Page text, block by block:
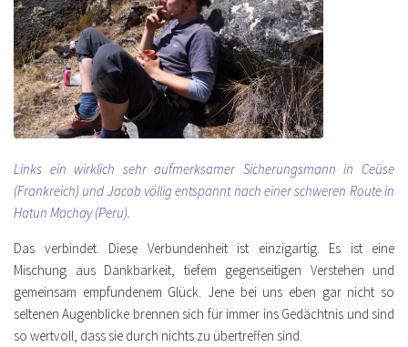
Links ein wirklich sehr aufmerksamer Sicherungsmann in Ceüse
(Frankreich) und Jacob völlig entspannt nach einer schweren Route in
Hatun Machay (Peru).
Das verbindet. Diese Verbundenheit ist einzigartig. Es ist eine
Mischung aus Dankbarkeit, tiefem gegenseitigen Verstehen und
gemeinsam empfundenem Glück. Jene bei uns eben gar nicht so
seltenen Augenblicke brennen sich für immer ins Gedächtnis und sind
so wertvoll, dass sie durch nichts zu übertreffen sind.